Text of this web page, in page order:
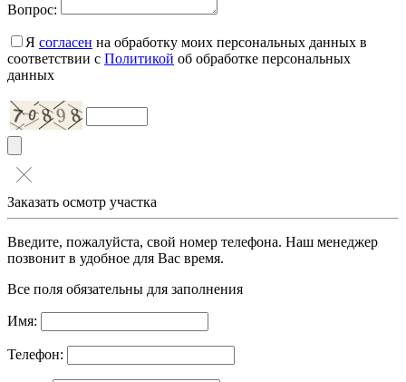
Вопрос:
Я согласен на обработку моих персональных данных в
соответствии с Политикой об обработке персональных
данных
Заказать осмотр участка
Введите, пожалуйста, свой номер телефона. Наш менеджер
позвонит в удобное для Вас время.
Все поля обязательны для заполнения
Имя:
Телефон: